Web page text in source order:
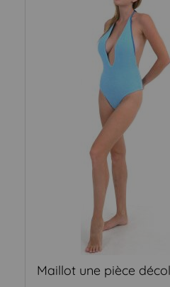
Maillot une pièce